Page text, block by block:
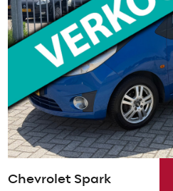
Chevrolet Spark